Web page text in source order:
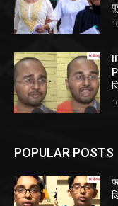
POPULAR POSTS